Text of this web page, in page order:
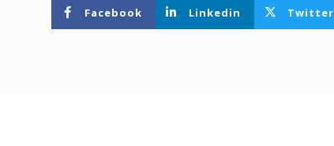
Facebook Linkedin Twitter